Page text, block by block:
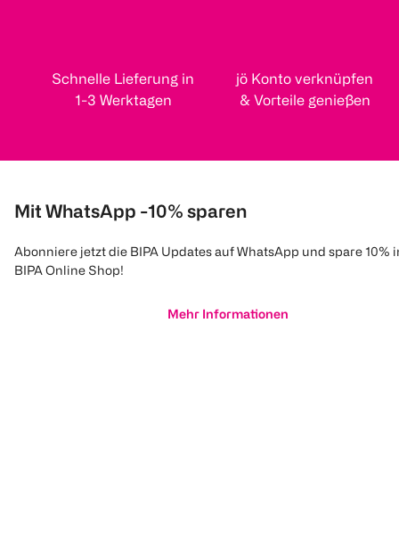
Schnelle Lieferung in
1-3 Werktagen
jö Konto verknüpfen
& Vorteile genießen
Mit WhatsApp -10% sparen
Abonniere jetzt die BIPA Updates auf WhatsApp und spare 10%
BIPA Online Shop!
Mehr Informationen